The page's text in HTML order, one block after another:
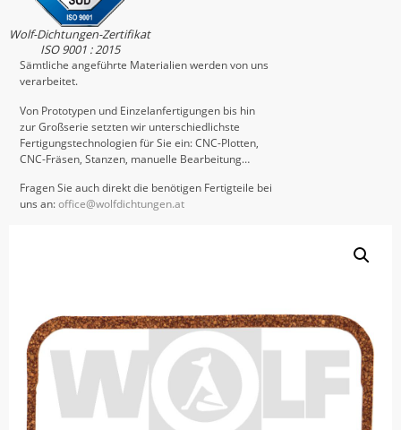
Wolf-Dichtungen-Zertifikat
ISO 9001 : 2015
Sämtliche angeführte Materialien werden von uns
verarbeitet.
Von Prototypen und Einzelanfertigungen bis hin
zur Großserie setzten wir unterschiedlichste
Fertigungstechnologien für Sie ein: CNC-Plotten,
CNC-Fräsen, Stanzen, manuelle Bearbeitung…
Fragen Sie auch direkt die benötigen Fertigteile bei
uns an:office@wolfdichtungen.at